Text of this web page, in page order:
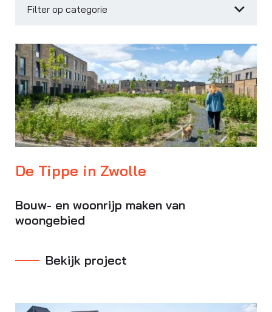
Filter op categorie
De Tippe in Zwolle
Bouw- en woonrijp maken van
woongebied
Bekijk project